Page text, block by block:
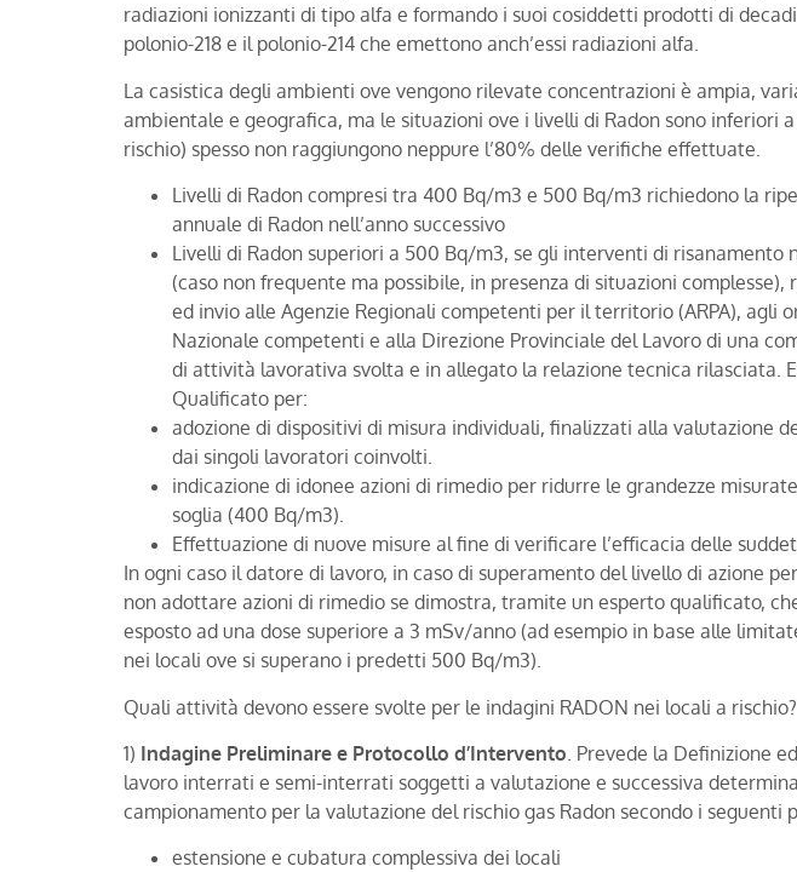
radiazioni ionizzanti di tipo alfa e formando i suoi cosiddetti prodotti di
polonio-218 e il polonio-214 che emettono anch’essi radiazioni alfa.
La casistica degli ambienti ove vengono rilevate concentrazioni è ampia,
ambientale e geografica, ma le situazioni ove i livelli di Radon sono inferiori
rischio) spesso non raggiungono neppure l’80% delle verifiche effettuate.
Livelli di Radon compresi tra 400 Bq/m3 e 500 Bq/m3 richiedono la
annuale di Radon nell’anno successivo
Livelli di Radon superiori a 500 Bq/m3, se gli interventi di risanamento
(caso non frequente ma possibile, in presenza di situazioni complesse),
ed invio alle Agenzie Regionali competenti per il territorio (ARPA), agli
Nazionale competenti e alla Direzione Provinciale del Lavoro di una
di attività lavorativa svolta e in allegato la relazione tecnica rilasciata.
Qualificato per:
adozione di dispositivi di misura individuali, finalizzati alla valutazione
dai singoli lavoratori coinvolti.
indicazione di idonee azioni di rimedio per ridurre le grandezze
soglia (400 Bq/m3).
Effettuazione di nuove misure al fine di verificare l’efficacia delle
In ogni caso il datore di lavoro, in caso di superamento del livello di azione
non adottare azioni di rimedio se dimostra, tramite un esperto qualificato,
esposto ad una dose superiore a 3 mSv/anno (ad esempio in base alle
nei locali ove si superano i predetti 500 Bq/m3).
Quali attività devono essere svolte per le indagini RADON nei locali a rischio?
1) Indagine Preliminare e Protocollo d’Intervento . Prevede la Definizione
lavoro interrati e semi-interrati soggetti a valutazione e successiva
campionamento per la valutazione del rischio gas Radon secondo i seguenti
estensione e cubatura complessiva dei locali